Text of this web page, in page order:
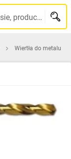
Szukaj po nazwie, indeksie, producencie, kodzie kreskowym...
Wiertła do metalu